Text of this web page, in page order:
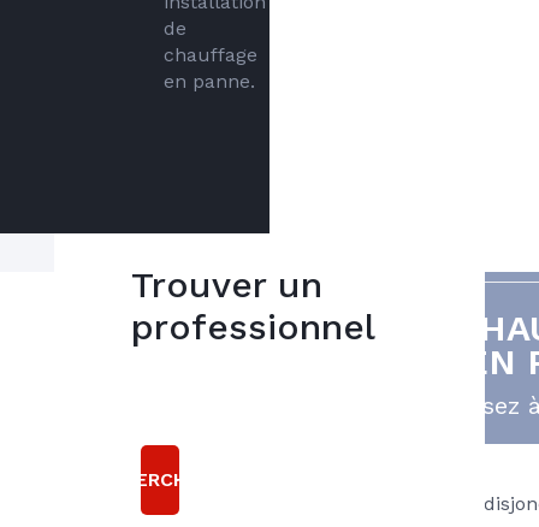
de
chauffage
en panne.
Contactez votre
plombier
pour un
dépannage
VOTRE
EST
Vérifiez votre
Trouver un
professionnel
RECHERCHER
5
choisir
Axenergie